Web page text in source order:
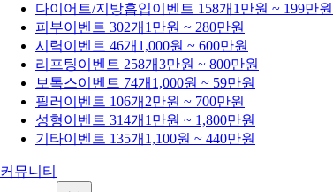
다이어트/지방흡입이벤트 158개 1만원 ~ 199만원
피부이벤트 302개 1만원 ~ 280만원
시력이벤트 46개 1,000원 ~ 600만원
리프팅이벤트 258개3만원 ~ 800만원
보톡스이벤트 74개 1,000원 ~ 59만원
필러 이벤트 106개 2만원 ~ 700만원
성형이벤트 314개 1만원 ~ 1,800만원
기타이벤트 135개 1,100원 ~ 440만원
커뮤니티